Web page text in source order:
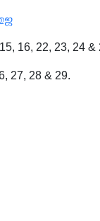
16, 22, 23, 24 &
27, 28 & 29.